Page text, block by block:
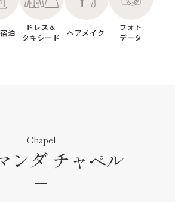
泊
ドレス＆
タキシード
ヘアメイク
フォト
データ
Chapel
ンダ チャペル